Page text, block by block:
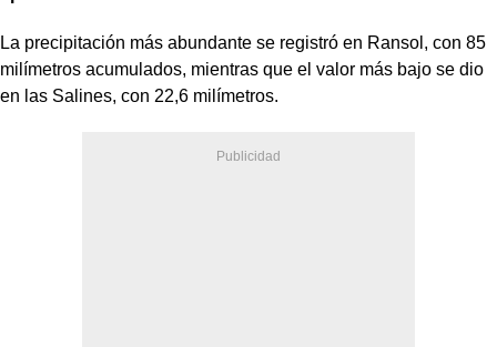
La precipitación más abundante se registró en Ransol, con 85
milímetros acumulados, mientras que el valor más bajo se dio
en las Salines, con 22,6 milímetros.